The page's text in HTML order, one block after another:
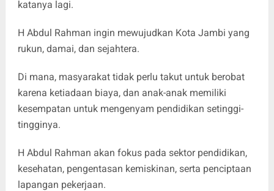
katanya lagi.
H Abdul Rahman ingin mewujudkan Kota Jambi yang
rukun, damai, dan sejahtera.
Di mana, masyarakat tidak perlu takut untuk berobat
karena ketiadaan biaya, dan anak-anak memiliki
kesempatan untuk mengenyam pendidikan setinggi-
tingginya.
H Abdul Rahman akan fokus pada sektor pendidikan,
kesehatan, pengentasan kemiskinan, serta penciptaan
lapangan pekerjaan.